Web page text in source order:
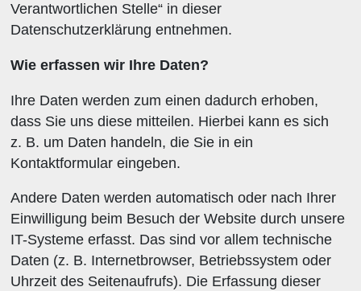
Verantwortlichen Stelle“ in dieser
Datenschutzerklärung entnehmen.
Wie erfassen wir Ihre Daten?
Ihre Daten werden zum einen dadurch erhoben,
dass Sie uns diese mitteilen. Hierbei kann es sich
z. B. um Daten handeln, die Sie in ein
Kontaktformular eingeben.
Andere Daten werden automatisch oder nach Ihrer
Einwilligung beim Besuch der Website durch unsere
IT-Systeme erfasst. Das sind vor allem technische
Daten (z. B. Internetbrowser, Betriebssystem oder
Uhrzeit des Seitenaufrufs). Die Erfassung dieser